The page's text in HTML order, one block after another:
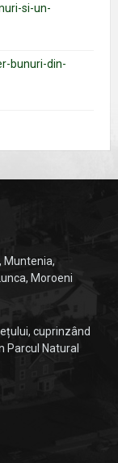
si-un-
bunuri-din-
Muntenia,
Moroeni
cuprinzând
Parcul Natural